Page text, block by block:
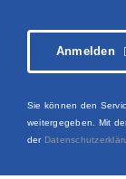
Anmelden
Sie können den
weitergegeben. Mit
der